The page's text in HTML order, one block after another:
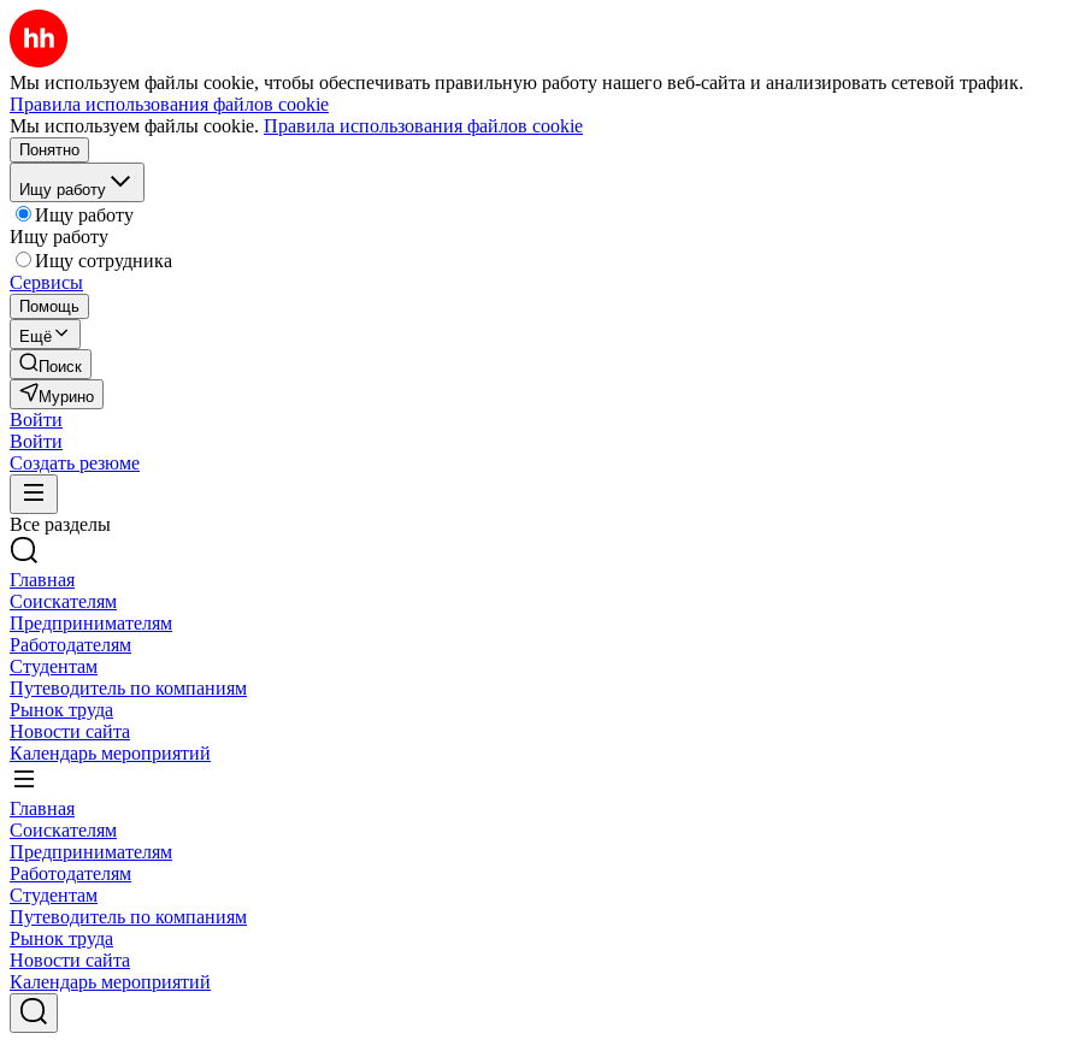
Мы используем файлы cookie, чтобы обеспечивать правильную работу нашего веб-сайта и анализировать сетевой трафик.
Правила использования файлов cookie
Мы используем файлы cookie. Правила использования файлов cookie
Понятно
Ищу работу
Ищу работу
Ищу работу
Ищу сотрудника
Сервисы
Помощь
Ещё
Поиск
Мурино
Войти
Войти
Создать резюме
Все разделы
Главная
Соискателям
Предпринимателям
Работодателям
Студентам
Путеводитель по компаниям
Рынок труда
Новости сайта
Календарь мероприятий
Главная
Соискателям
Предпринимателям
Работодателям
Студентам
Путеводитель по компаниям
Рынок труда
Новости сайта
Календарь мероприятий